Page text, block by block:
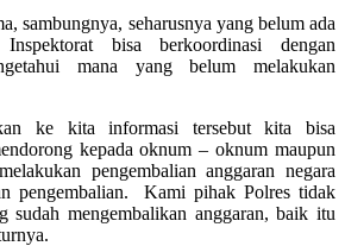
sambungnya, seharusnya yang belum ada
bisa berkoordinasi dengan
mana yang belum melakukan
ke kita informasi tersebut kita bisa
kepada oknum – oknum maupun
pengembalian anggaran negara
pengembalian. Kami pihak Polres tidak
sudah mengembalikan anggaran, baik itu